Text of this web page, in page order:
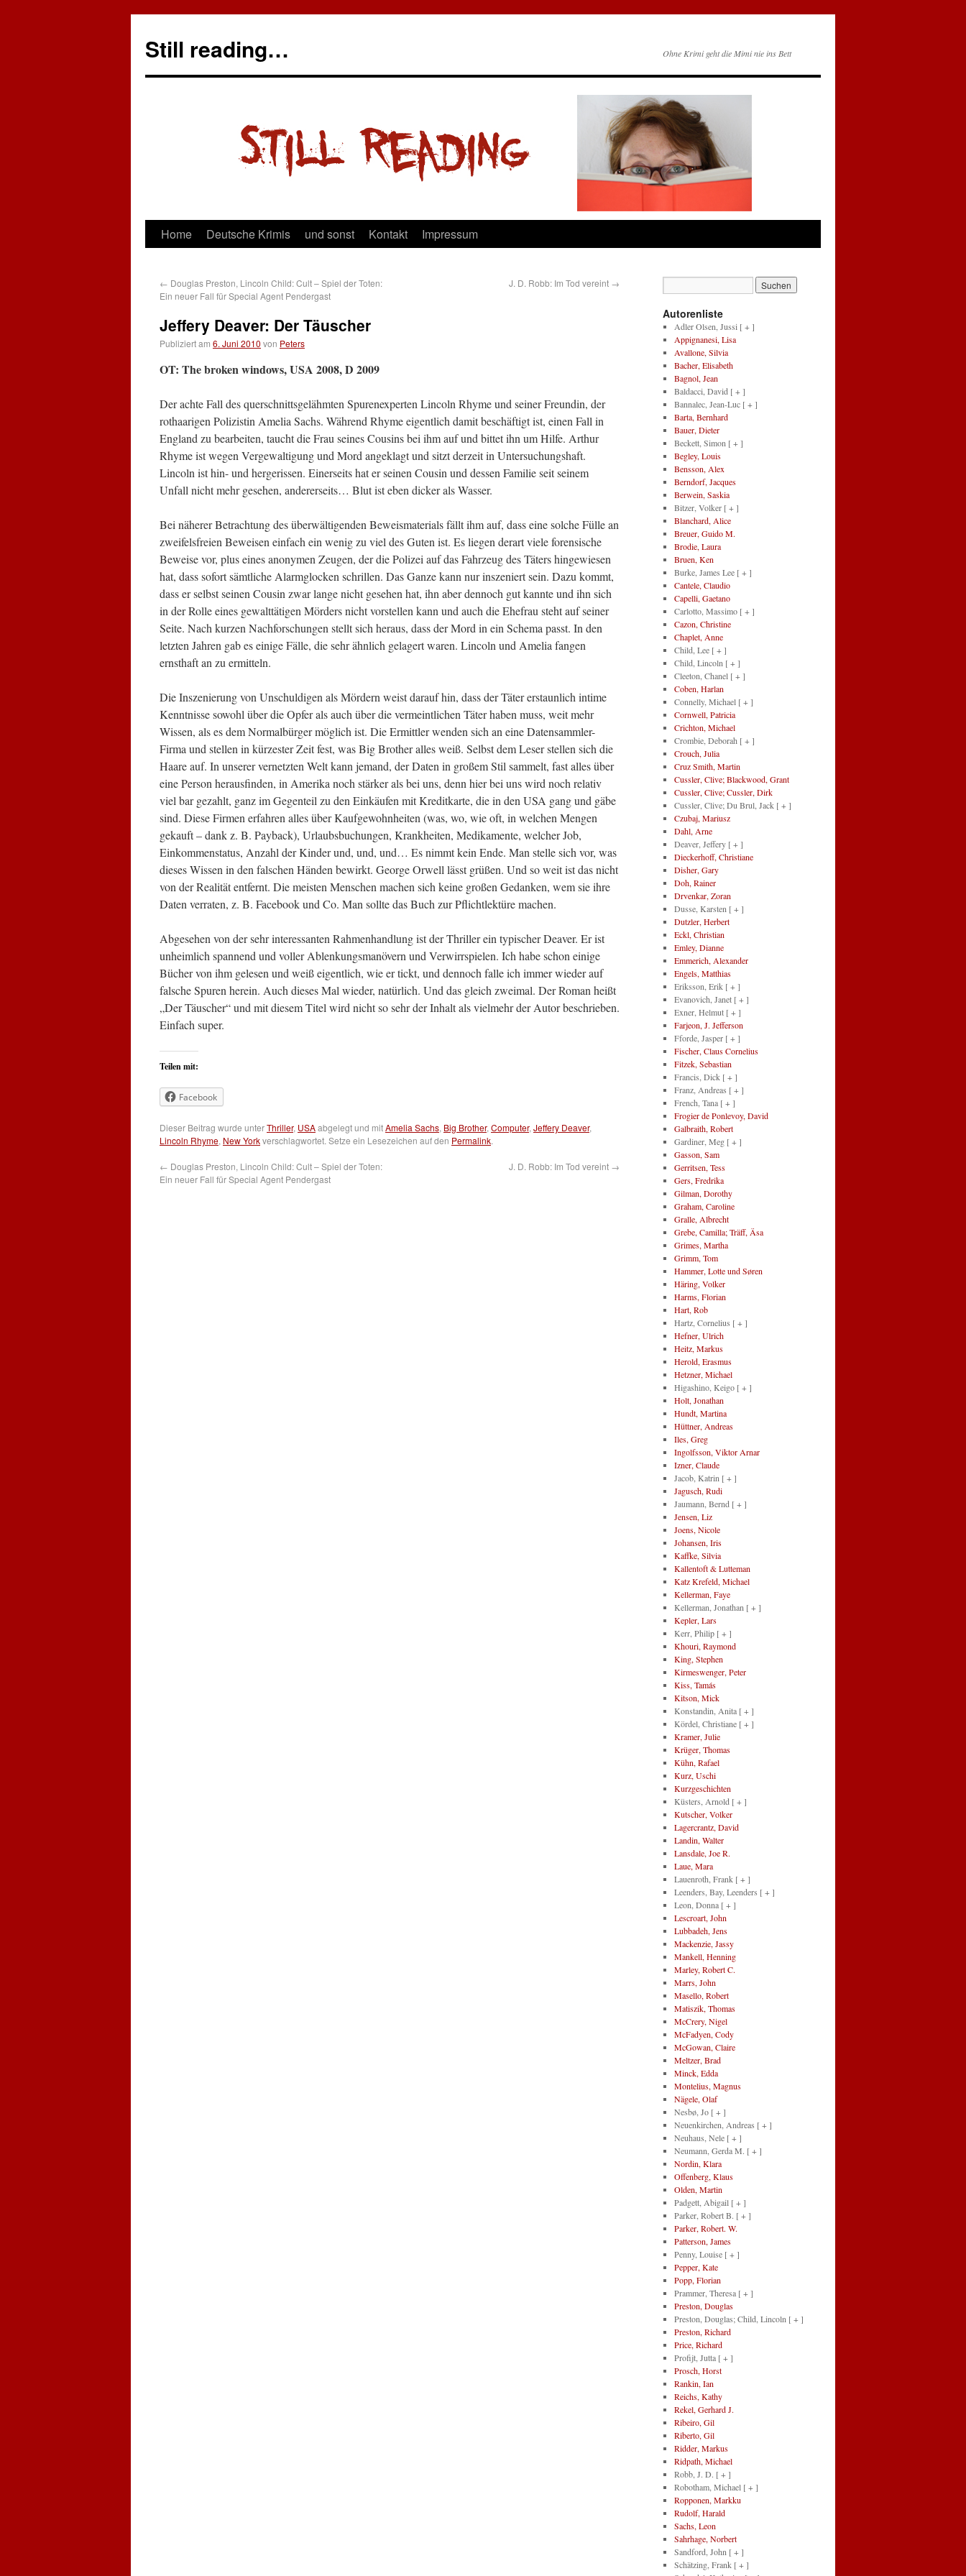
Still reading… Ohne Krimi geht die Mimi nie ins Bett
Home Deutsche Krimis und sonst Kontakt Impressum
← Douglas Preston, Lincoln Child: Cult – Spiel der Toten:
Ein neuer Fall für Special Agent Pendergast
J. D. Robb: Im Tod vereint →
Jeffery Deaver: Der Täuscher
Publiziert am 6. Juni 2010 von Peters
OT: The broken windows, USA 2008, D 2009
Der achte Fall des querschnittsgelähmten Spurenexperten Lincoln Rhyme und seiner Freundin, der
rothaarigen Polizistin Amelia Sachs. Während Rhyme eigentlich damit beschäftigt ist, einen Fall in
England zu bearbeiten, taucht die Frau seines Cousins bei ihm auf und bittet ihn um Hilfe. Arthur
Rhyme ist wegen Vergewaltigung und Mord angeklagt und sitzt derzeit in Untersuchungshaft.
Lincoln ist hin- und hergerissen. Einerseits hat er seinen Cousin und dessen Familie seit seinem
Unfall nicht mehr gesehen, andererseits… Blut ist eben dicker als Wasser.
Bei näherer Betrachtung des überwältigenden Beweismaterials fällt ihm auf, dass eine solche Fülle an
zweifelsfreien Beweisen einfach ein wenig zu viel des Guten ist. Es liegen derart viele forensische
Beweise vor, plus eines anonymen Zeugen, der die Polizei auf das Fahrzeug des Täters hingewiesen
hat, dass sofort sämtliche Alarmglocken schrillen. Das Ganze kann nur inszeniert sein. Dazu kommt,
dass er selbst seinen Cousin zwar lange nicht gesehen hat, ihn aber dennoch gut kannte und ihn sich
in der Rolle eines gewalttätigen Mörders nicht vorstellen kann und auch die Ehefrau steht auf seiner
Seite. Nach kurzen Nachforschungen stellt sich heraus, dass der Mord in ein Schema passt. In den
letzten Jahren gab es einige Fälle, die sehr ähnlich gelagert waren. Lincoln und Amelia fangen
ernsthaft an zu ermitteln.
Die Inszenierung von Unschuldigen als Mördern weist darauf hin, dass der Täter erstaunlich intime
Kenntnisse sowohl über die Opfer als auch über die vermeintlichen Täter haben muss, weit mehr
Wissen, als es dem Normalbürger möglich ist. Die Ermittler wenden sich an eine Datensammler-
Firma und stellen in kürzester Zeit fest, was Big Brother alles weiß. Selbst dem Leser stellen sich die
Haare auf. In unserer vernetzten Welt kann jemand, der Daten in großem Stil sammelt, fast alles über
eine Person herausfinden, in Amerika noch stärker als bei uns, denn hier bei uns wird noch relativ
viel bar gezahlt, ganz im Gegenteil zu den Einkäufen mit Kreditkarte, die in den USA gang und gäbe
sind. Diese Firmen erfahren alles über Kaufgewohnheiten (was, wo, wie oft, in welchen Mengen
gekauft – dank z. B. Payback), Urlaubsbuchungen, Krankheiten, Medikamente, welcher Job,
Einkommenstatus, Anzahl der Kinder und, und, und… Es nimmt kein Ende. Man stelle sich vor, was
dieses Wissen in den falschen Händen bewirkt. George Orwell lässt grüßen. Und so weit ist das nicht
von der Realität entfernt. Die meisten Menschen machen sich keine großen Gedanken, wem sie ihre
Daten verraten, z. B. Facebook und Co. Man sollte das Buch zur Pflichtlektüre machen.
Abgesehen von der sehr interessanten Rahmenhandlung ist der Thriller ein typischer Deaver. Er ist
unheimlich spannend und voller Ablenkungsmanövern und Verwirrspielen. Ich habe schon einige
Bücher von ihm gelesen und weiß eigentlich, wie er tickt, und dennoch falle ich immer wieder auf
falsche Spuren herein. Auch dieses Mal wieder, natürlich. Und das gleich zweimal. Der Roman heißt
„Der Täuscher“ und mit diesem Titel wird nicht so sehr der Inhalt als vielmehr der Autor beschrieben.
Einfach super.
Teilen mit:
Facebook
Dieser Beitrag wurde unterThriller, USAabgelegt und mitAmelia Sachs, Big Brother, Computer, Jeffery Deaver,
Lincoln Rhyme, New Yorkverschlagwortet. Setze ein Lesezeichen auf den Permalink.
← Douglas Preston, Lincoln Child: Cult – Spiel der Toten:
Ein neuer Fall für Special Agent Pendergast
J. D. Robb: Im Tod vereint →
Autorenliste
Adler Olsen, Jussi [ + ]
Appignanesi, Lisa
Avallone, Silvia
Bacher, Elisabeth
Bagnol, Jean
Baldacci, David [ + ]
Bannalec, Jean-Luc [ + ]
Barta, Bernhard
Bauer, Dieter
Beckett, Simon [ + ]
Begley, Louis
Bensson, Alex
Berndorf, Jacques
Berwein, Saskia
Bitzer, Volker [ + ]
Blanchard, Alice
Breuer, Guido M.
Brodie, Laura
Bruen, Ken
Burke, James Lee [ + ]
Cantele, Claudio
Capelli, Gaetano
Carlotto, Massimo [ + ]
Cazon, Christine
Chaplet, Anne
Child, Lee [ + ]
Child, Lincoln [ + ]
Cleeton, Chanel [ + ]
Coben, Harlan
Connelly, Michael [ + ]
Cornwell, Patricia
Crichton, Michael
Crombie, Deborah [ + ]
Crouch, Julia
Cruz Smith, Martin
Cussler, Clive; Blackwood, Grant
Cussler, Clive; Cussler, Dirk
Cussler, Clive; Du Brul, Jack [ + ]
Czubaj, Mariusz
Dahl, Arne
Deaver, Jeffery [ + ]
Dieckerhoff, Christiane
Disher, Gary
Doh, Rainer
Drvenkar, Zoran
Dusse, Karsten [ + ]
Dutzler, Herbert
Eckl, Christian
Emley, Dianne
Emmerich, Alexander
Engels, Matthias
Eriksson, Erik [ + ]
Evanovich, Janet [ + ]
Exner, Helmut [ + ]
Farjeon, J. Jefferson
Fforde, Jasper [ + ]
Fischer, Claus Cornelius
Fitzek, Sebastian
Francis, Dick [ + ]
Franz, Andreas [ + ]
French, Tana [ + ]
Frogier de Ponlevoy, David
Galbraith, Robert
Gardiner, Meg [ + ]
Gasson, Sam
Gerritsen, Tess
Gers, Fredrika
Gilman, Dorothy
Graham, Caroline
Gralle, Albrecht
Grebe, Camilla; Träff, Äsa
Grimes, Martha
Grimm, Tom
Hammer, Lotte und Søren
Häring, Volker
Harms, Florian
Hart, Rob
Hartz, Cornelius [ + ]
Hefner, Ulrich
Heitz, Markus
Herold, Erasmus
Hetzner, Michael
Higashino, Keigo [ + ]
Holt, Jonathan
Hundt, Martina
Hüttner, Andreas
Iles, Greg
Ingolfsson, Viktor Arnar
Izner, Claude
Jacob, Katrin [ + ]
Jagusch, Rudi
Jaumann, Bernd [ + ]
Jensen, Liz
Joens, Nicole
Johansen, Iris
Kaffke, Silvia
Kallentoft & Lutteman
Katz Krefeld, Michael
Kellerman, Faye
Kellerman, Jonathan [ + ]
Kepler, Lars
Kerr, Philip [ + ]
Khouri, Raymond
King, Stephen
Kirmeswenger, Peter
Kiss, Tamás
Kitson, Mick
Konstandin, Anita [ + ]
Kördel, Christiane [ + ]
Kramer, Julie
Krüger, Thomas
Kühn, Rafael
Kurz, Uschi
Kurzgeschichten
Küsters, Arnold [ + ]
Kutscher, Volker
Lagercrantz, David
Landin, Walter
Lansdale, Joe R.
Laue, Mara
Lauenroth, Frank [ + ]
Leenders, Bay, Leenders [ + ]
Leon, Donna [ + ]
Lescroart, John
Lubbadeh, Jens
Mackenzie, Jassy
Mankell, Henning
Marley, Robert C.
Marrs, John
Masello, Robert
Matiszik, Thomas
McCrery, Nigel
McFadyen, Cody
McGowan, Claire
Meltzer, Brad
Minck, Edda
Montelius, Magnus
Nägele, Olaf
Nesbø, Jo [ + ]
Neuenkirchen, Andreas [ + ]
Neuhaus, Nele [ + ]
Neumann, Gerda M. [ + ]
Nordin, Klara
Offenberg, Klaus
Olden, Martin
Padgett, Abigail [ + ]
Parker, Robert B. [ + ]
Parker, Robert. W.
Patterson, James
Penny, Louise [ + ]
Pepper, Kate
Popp, Florian
Prammer, Theresa [ + ]
Preston, Douglas
Preston, Douglas; Child, Lincoln [ + ]
Preston, Richard
Price, Richard
Profijt, Jutta [ + ]
Prosch, Horst
Rankin, Ian
Reichs, Kathy
Rekel, Gerhard J.
Ribeiro, Gil
Riberto, Gil
Ridder, Markus
Ridpath, Michael
Robb, J. D. [ + ]
Robotham, Michael [ + ]
Ropponen, Markku
Rudolf, Harald
Sachs, Leon
Sahrhage, Norbert
Sandford, John [ + ]
Schätzing, Frank [ + ]